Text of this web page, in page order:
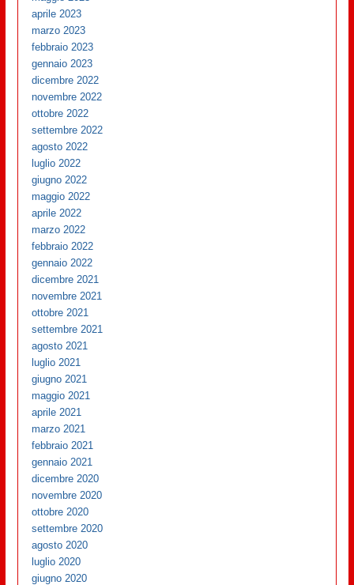
aprile 2023
marzo 2023
febbraio 2023
gennaio 2023
dicembre 2022
novembre 2022
ottobre 2022
settembre 2022
agosto 2022
luglio 2022
giugno 2022
maggio 2022
aprile 2022
marzo 2022
febbraio 2022
gennaio 2022
dicembre 2021
novembre 2021
ottobre 2021
settembre 2021
agosto 2021
luglio 2021
giugno 2021
maggio 2021
aprile 2021
marzo 2021
febbraio 2021
gennaio 2021
dicembre 2020
novembre 2020
ottobre 2020
settembre 2020
agosto 2020
luglio 2020
giugno 2020